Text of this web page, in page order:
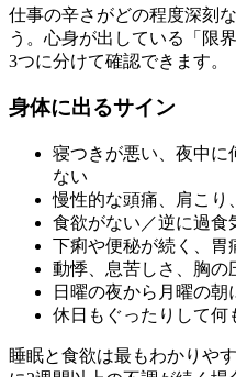
仕事の辛さがどの程度深刻
う。心身が出している「限
3つに分けて確認できます。
身体に出るサイン
寝つきが悪い、夜中に
ない
慢性的な頭痛、肩こり
食欲がない／逆に過食
下痢や便秘が続く、胃
動悸、息苦しさ、胸の
日曜の夜から月曜の朝
休日もぐったりして何
睡眠と食欲は最もわかりや